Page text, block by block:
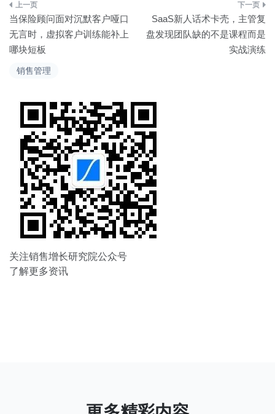
销售管理
文
章
导
当保险顾问面对沉默客户哑口
无言时，虚拟客户训练能补上
哪块短板
SaaS新人话术卡壳，主管复
盘发现团队缺的不是课程而是
实战演练
关注销售增长研究院公众号
了解更多资讯